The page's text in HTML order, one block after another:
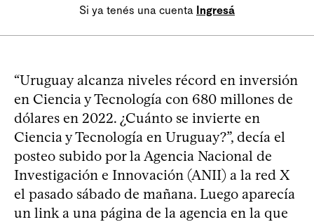
Si ya tenés una cuenta Ingresá
“Uruguay alcanza niveles récord en inversión
en Ciencia y Tecnología con 680 millones de
dólares en 2022. ¿Cuánto se invierte en
Ciencia y Tecnología en Uruguay?”, decía el
posteo subido por la Agencia Nacional de
Investigación e Innovación (ANII) a la red X
el pasado sábado de mañana. Luego aparecía
un link a una página de la agencia en la que